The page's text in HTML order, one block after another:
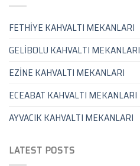
FETHİYE KAHVALTI MEKANLARI
GELİBOLU KAHVALTI MEKANLARI
EZİNE KAHVALTI MEKANLARI
ECEABAT KAHVALTI MEKANLARI
AYVACIK KAHVALTI MEKANLARI
LATEST POSTS